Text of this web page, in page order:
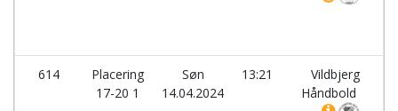
614
Placering
17-20 1
Søn
14.04.2024
13:21
Vildbjerg
Håndbold